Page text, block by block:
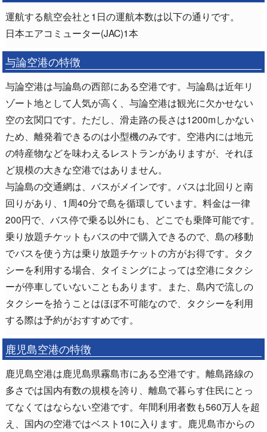
運航する航空会社と1日の運航本数は以下の通りです。
日本エアコミューター(JAC)1本
与論空港の特徴
与論空港は与論島の西部にある空港です。与論島は近年リ
ゾート地として人気が高く、与論空港は観光に欠かせない
空の玄関口です。ただし、滑走路の長さは1200mしかない
ため、離発着できるのは小型機のみです。空港内には地元
の特産物などを味わえるレストランがありますが、それほ
ど規模の大きな空港ではありません。
与論島の交通網は、バスがメインです。バスは北回りと南
回りがあり、1周40分で島を循環しています。料金は一律
200円で、バス停で乗る以外にも、どこでも乗降可能です。
乗り放題チケットもバスの中で購入できるので、島の移動
でバスを使う方は乗り放題チケットの方がお得です。タク
シーを利用する場合、タイミングによっては空港にタクシ
ーが停車していないこともあります。また、島内で流しの
タクシーを拾うことはほぼ不可能なので、タクシーを利用
する際は予約がおすすめです。
鹿児島空港の特徴
鹿児島空港は鹿児島県霧島市にある空港です。離島路線の
多さでは国内有数の規模を誇り、離島で暮らす住民にとっ
てなくてはならない空港です。年間利用者数も560万人を超
え、国内の空港ではベスト10に入ります。鹿児島市からの